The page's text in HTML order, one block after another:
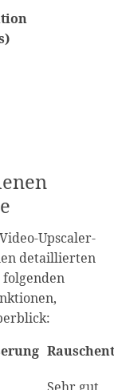
Upscaler-
detaillierten